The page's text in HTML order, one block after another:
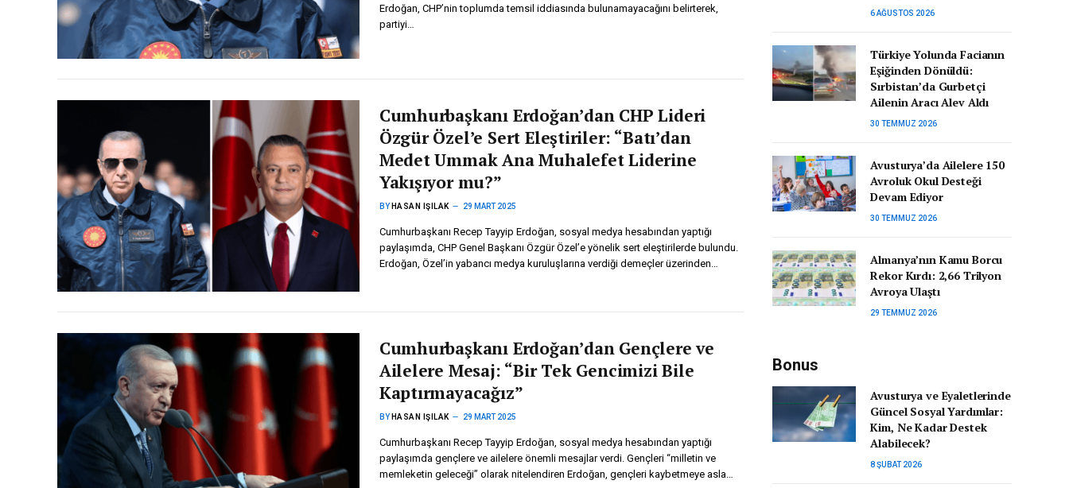
Erdoğan, CHP’nin toplumda temsil iddiasında bulunamayacağını belirterek,
partiyi…
Cumhurbaşkanı Erdoğan’dan CHP Lideri
Özgür Özel’e Sert Eleştiriler: “Batı’dan
Medet Ummak Ana Muhalefet Liderine
Yakışıyor mu?”
BY HASAN IŞILAK 29 MART 2025
Cumhurbaşkanı Recep Tayyip Erdoğan, sosyal medya hesabından yaptığı
paylaşımda, CHP Genel Başkanı Özgür Özel’e yönelik sert eleştirilerde bulundu.
Erdoğan, Özel’in yabancı medya kuruluşlarına verdiği demeçler üzerinden…
Cumhurbaşkanı Erdoğan’dan Gençlere ve
Ailelere Mesaj: “Bir Tek Gencimizi Bile
Kaptırmayacağız”
BY HASAN IŞILAK 29 MART 2025
Cumhurbaşkanı Recep Tayyip Erdoğan, sosyal medya hesabından yaptığı
paylaşımda gençlere ve ailelere önemli mesajlar verdi. Gençleri “milletin ve
memleketin geleceği” olarak nitelendiren Erdoğan, gençleri kaybetmeye asla…
6 AĞUSTOS 2026
Türkiye Yolunda Facianın
Eşiğinden Dönüldü:
Sırbistan’da Gurbetçi
Ailenin Aracı Alev Aldı
30 TEMMUZ 2026
Avusturya’da Ailelere 150
Avroluk Okul Desteği
Devam Ediyor
30 TEMMUZ 2026
Almanya’nın Kamu Borcu
Rekor Kırdı: 2,66 Trilyon
Avroya Ulaştı
29 TEMMUZ 2026
Bonus
Avusturya ve Eyaletlerinde
Güncel Sosyal Yardımlar:
Kim, Ne Kadar Destek
Alabilecek?
8 ŞUBAT 2026